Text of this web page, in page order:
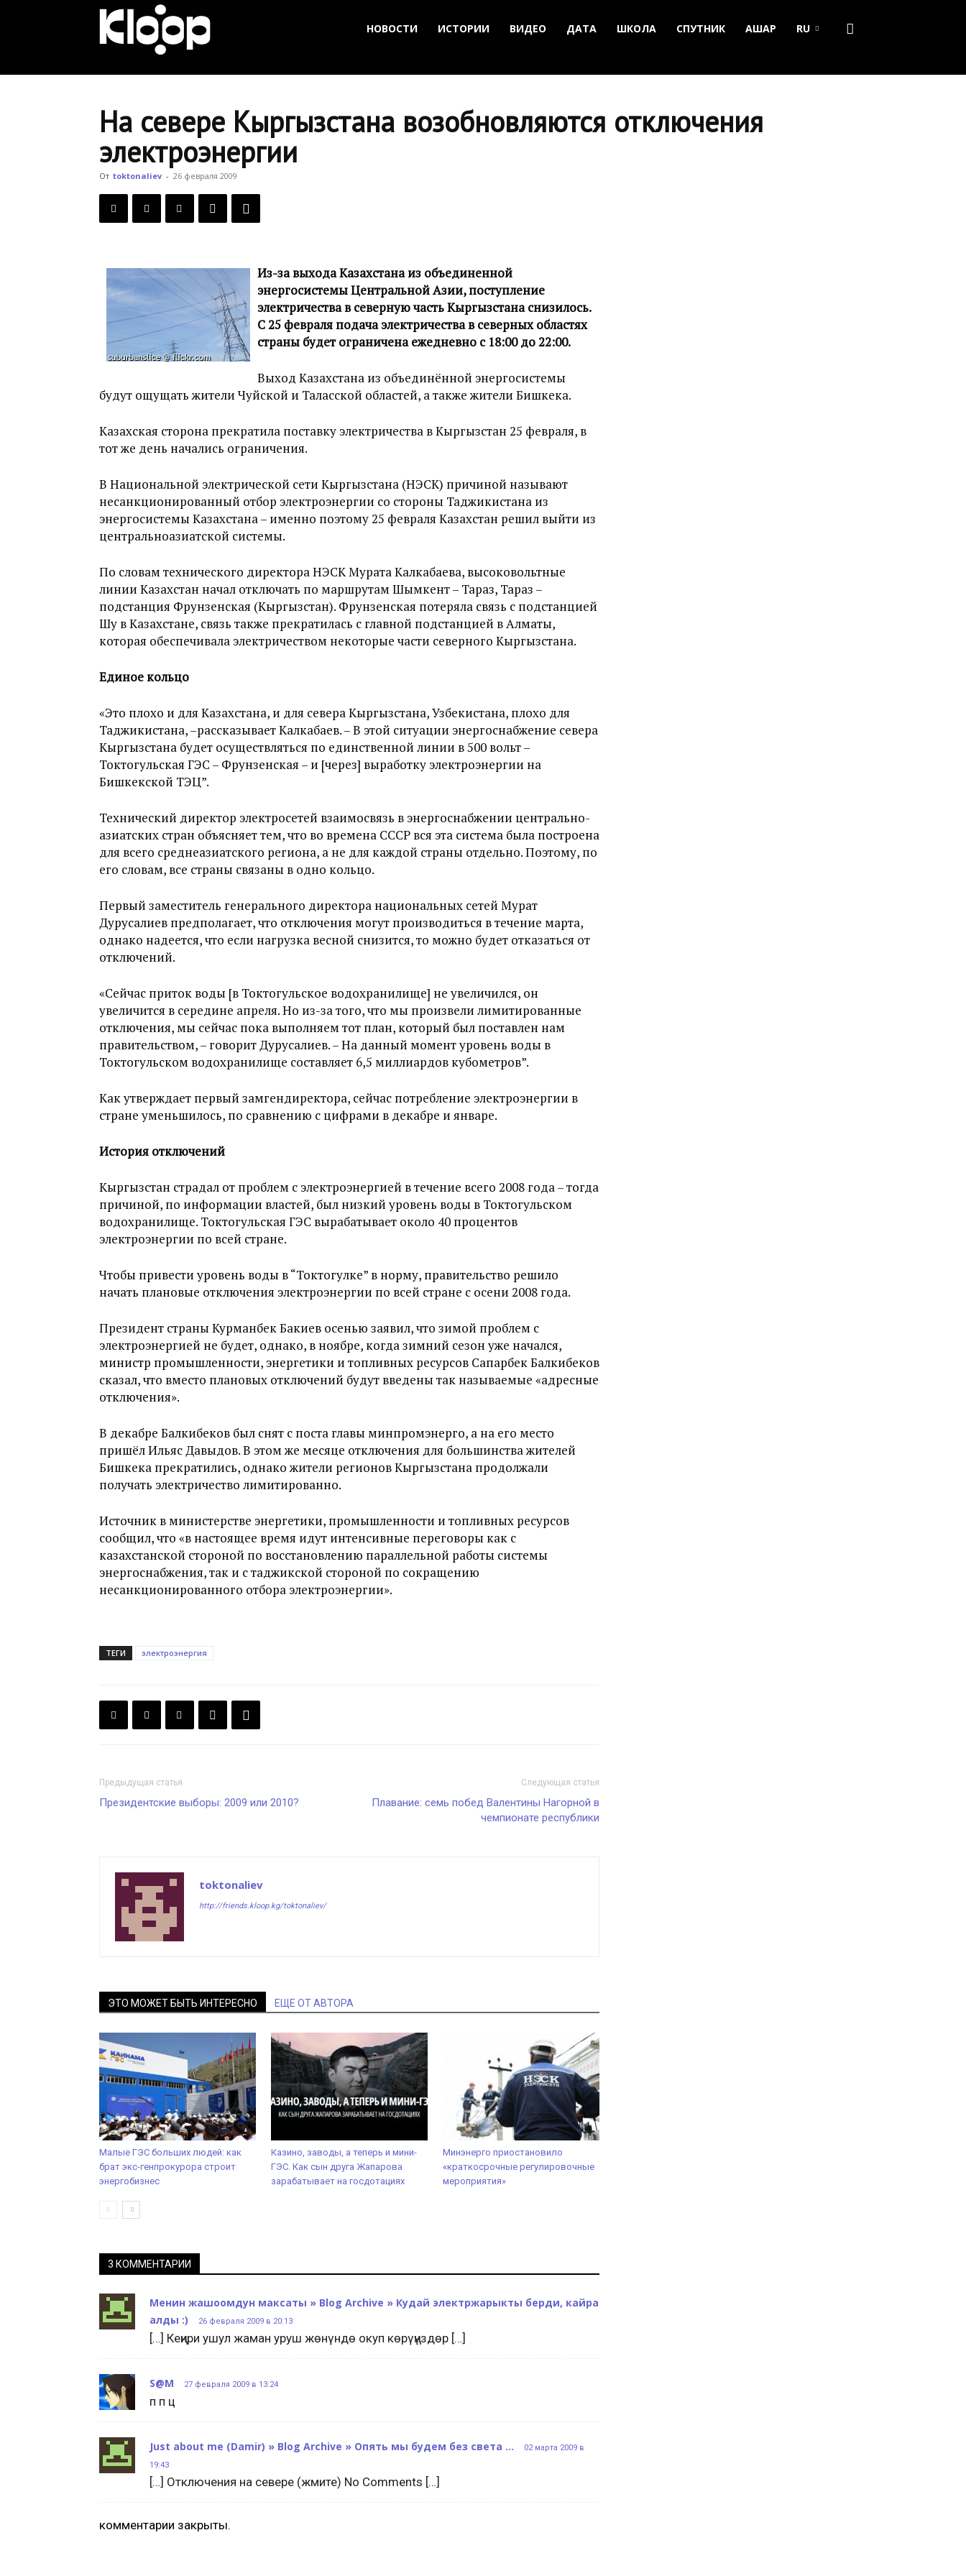
Новости
Кыргызстана
НОВОСТИ ИСТОРИИ ВИДЕО ДАТА ШКОЛА СПУТНИК АШАР RU
На севере Кыргызстана возобновляются отключения
электроэнергии
От toktonaliev - 26 февраля 2009
Из-за выхода Казахстана из объединенной
энергосистемы Центральной Азии, поступление
электричества в северную часть Кыргызстана снизилось.
С 25 февраля подача электричества в северных областях
страны будет ограничена ежедневно с 18:00 до 22:00.
Выход Казахстана из объединённой энергосистемы
будут ощущать жители Чуйской и Таласской областей, а также жители Бишкека.
Казахская сторона прекратила поставку электричества в Кыргызстан 25 февраля, в
тот же день начались ограничения.
В Национальной электрической сети Кыргызстана (НЭСК) причиной называют
несанкционированный отбор электроэнергии со стороны Таджикистана из
энергосистемы Казахстана – именно поэтому 25 февраля Казахстан решил выйти из
центральноазиатской системы.
По словам технического директора НЭСК Мурата Калкабаева, высоковольтные
линии Казахстан начал отключать по маршрутам Шымкент – Тараз, Тараз –
подстанция Фрунзенская (Кыргызстан). Фрунзенская потеряла связь с подстанцией
Шу в Казахстане, связь также прекратилась с главной подстанцией в Алматы,
которая обеспечивала электричеством некоторые части северного Кыргызстана.
Единое кольцо
«Это плохо и для Казахстана, и для севера Кыргызстана, Узбекистана, плохо для
Таджикистана, –рассказывает Калкабаев. – В этой ситуации энергоснабжение севера
Кыргызстана будет осуществляться по единственной линии в 500 вольт –
Токтогульская ГЭС – Фрунзенская – и [через] выработку электроэнергии на
Бишкекской ТЭЦ”.
Технический директор электросетей взаимосвязь в энергоснабжении центрально-
азиатских стран объясняет тем, что во времена СССР вся эта система была построена
для всего среднеазиатского региона, а не для каждой страны отдельно. Поэтому, по
его словам, все страны связаны в одно кольцо.
Первый заместитель генерального директора национальных сетей Мурат
Дурусалиев предполагает, что отключения могут производиться в течение марта,
однако надеется, что если нагрузка весной снизится, то можно будет отказаться от
отключений.
«Сейчас приток воды [в Токтогульское водохранилище] не увеличился, он
увеличится в середине апреля. Но из-за того, что мы произвели лимитированные
отключения, мы сейчас пока выполняем тот план, который был поставлен нам
правительством, – говорит Дурусалиев. – На данный момент уровень воды в
Токтогульском водохранилище составляет 6,5 миллиардов кубометров”.
Как утверждает первый замгендиректора, сейчас потребление электроэнергии в
стране уменьшилось, по сравнению с цифрами в декабре и январе.
История отключений
Кыргызстан страдал от проблем с электроэнергией в течение всего 2008 года – тогда
причиной, по информации властей, был низкий уровень воды в Токтогульском
водохранилище. Токтогульская ГЭС вырабатывает около 40 процентов
электроэнергии по всей стране.
Чтобы привести уровень воды в “Токтогулке” в норму, правительство решило
начать плановые отключения электроэнергии по всей стране с осени 2008 года.
Президент страны Курманбек Бакиев осенью заявил, что зимой проблем с
электроэнергией не будет, однако, в ноябре, когда зимний сезон уже начался,
министр промышленности, энергетики и топливных ресурсов Сапарбек Балкибеков
сказал, что вместо плановых отключений будут введены так называемые «адресные
отключения».
В декабре Балкибеков был снят с поста главы минпромэнерго, а на его место
пришёл Ильяс Давыдов. В этом же месяце отключения для большинства жителей
Бишкека прекратились, однако жители регионов Кыргызстана продолжали
получать электричество лимитированно.
Источник в министерстве энергетики, промышленности и топливных ресурсов
сообщил, что «в настоящее время идут интенсивные переговоры как с
казахстанской стороной по восстановлению параллельной работы системы
энергоснабжения, так и с таджикской стороной по сокращению
несанкционированного отбора электроэнергии».
ТЕГИ электроэнергия
Предыдущая статья
Президентские выборы: 2009 или 2010?
Следующая статья
Плавание: семь побед Валентины Нагорной в
чемпионате республики
toktonaliev
http://friends.kloop.kg/toktonaliev/
ЭТО МОЖЕТ БЫТЬ ИНТЕРЕСНО ЕЩЕ ОТ АВТОРА
Малые ГЭС больших людей: как
брат экс-генпрокурора строит
энергобизнес
Казино, заводы, а теперь и мини-
ГЭС. Как сын друга Жапарова
зарабатывает на госдотациях
Минэнерго приостановило
«краткосрочные регулировочные
мероприятия»
3 КОММЕНТАРИИ
Менин жашоомдун максаты » Blog Archive » Кудай электржарыкты берди, кайра
алды :)
26 февраля 2009 в 20:13
[…] Кеңири ушул жаман уруш жөнүндө окуп көрүңүздөр […]
S@M 27 февраля 2009 в 13:24
п п ц
Just about me (Damir) » Blog Archive » Опять мы будем без света …
02 марта 2009 в
19:43
[…] Отключения на севере (жмите) No Comments […]
комментарии закрыты.